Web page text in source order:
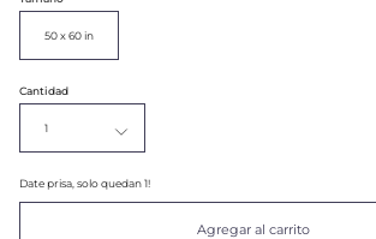
50 x 60 in
Cantidad
1
Date prisa, solo quedan1!
Agregar al carrito